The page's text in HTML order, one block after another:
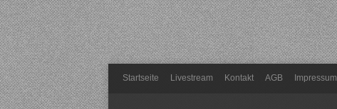
Startseite Livestream Kontakt AGB Impressum